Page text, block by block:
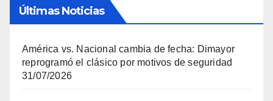
Últimas Noticias
América vs. Nacional cambia de fecha: Dimayor
reprogramó el clásico por motivos de seguridad
31/07/2026